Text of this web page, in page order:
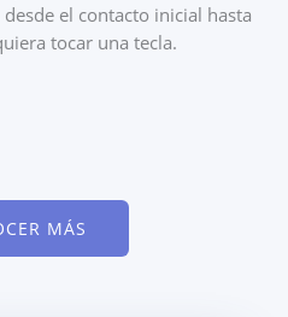
el contacto inicial hasta
tocar una tecla.
MÁS